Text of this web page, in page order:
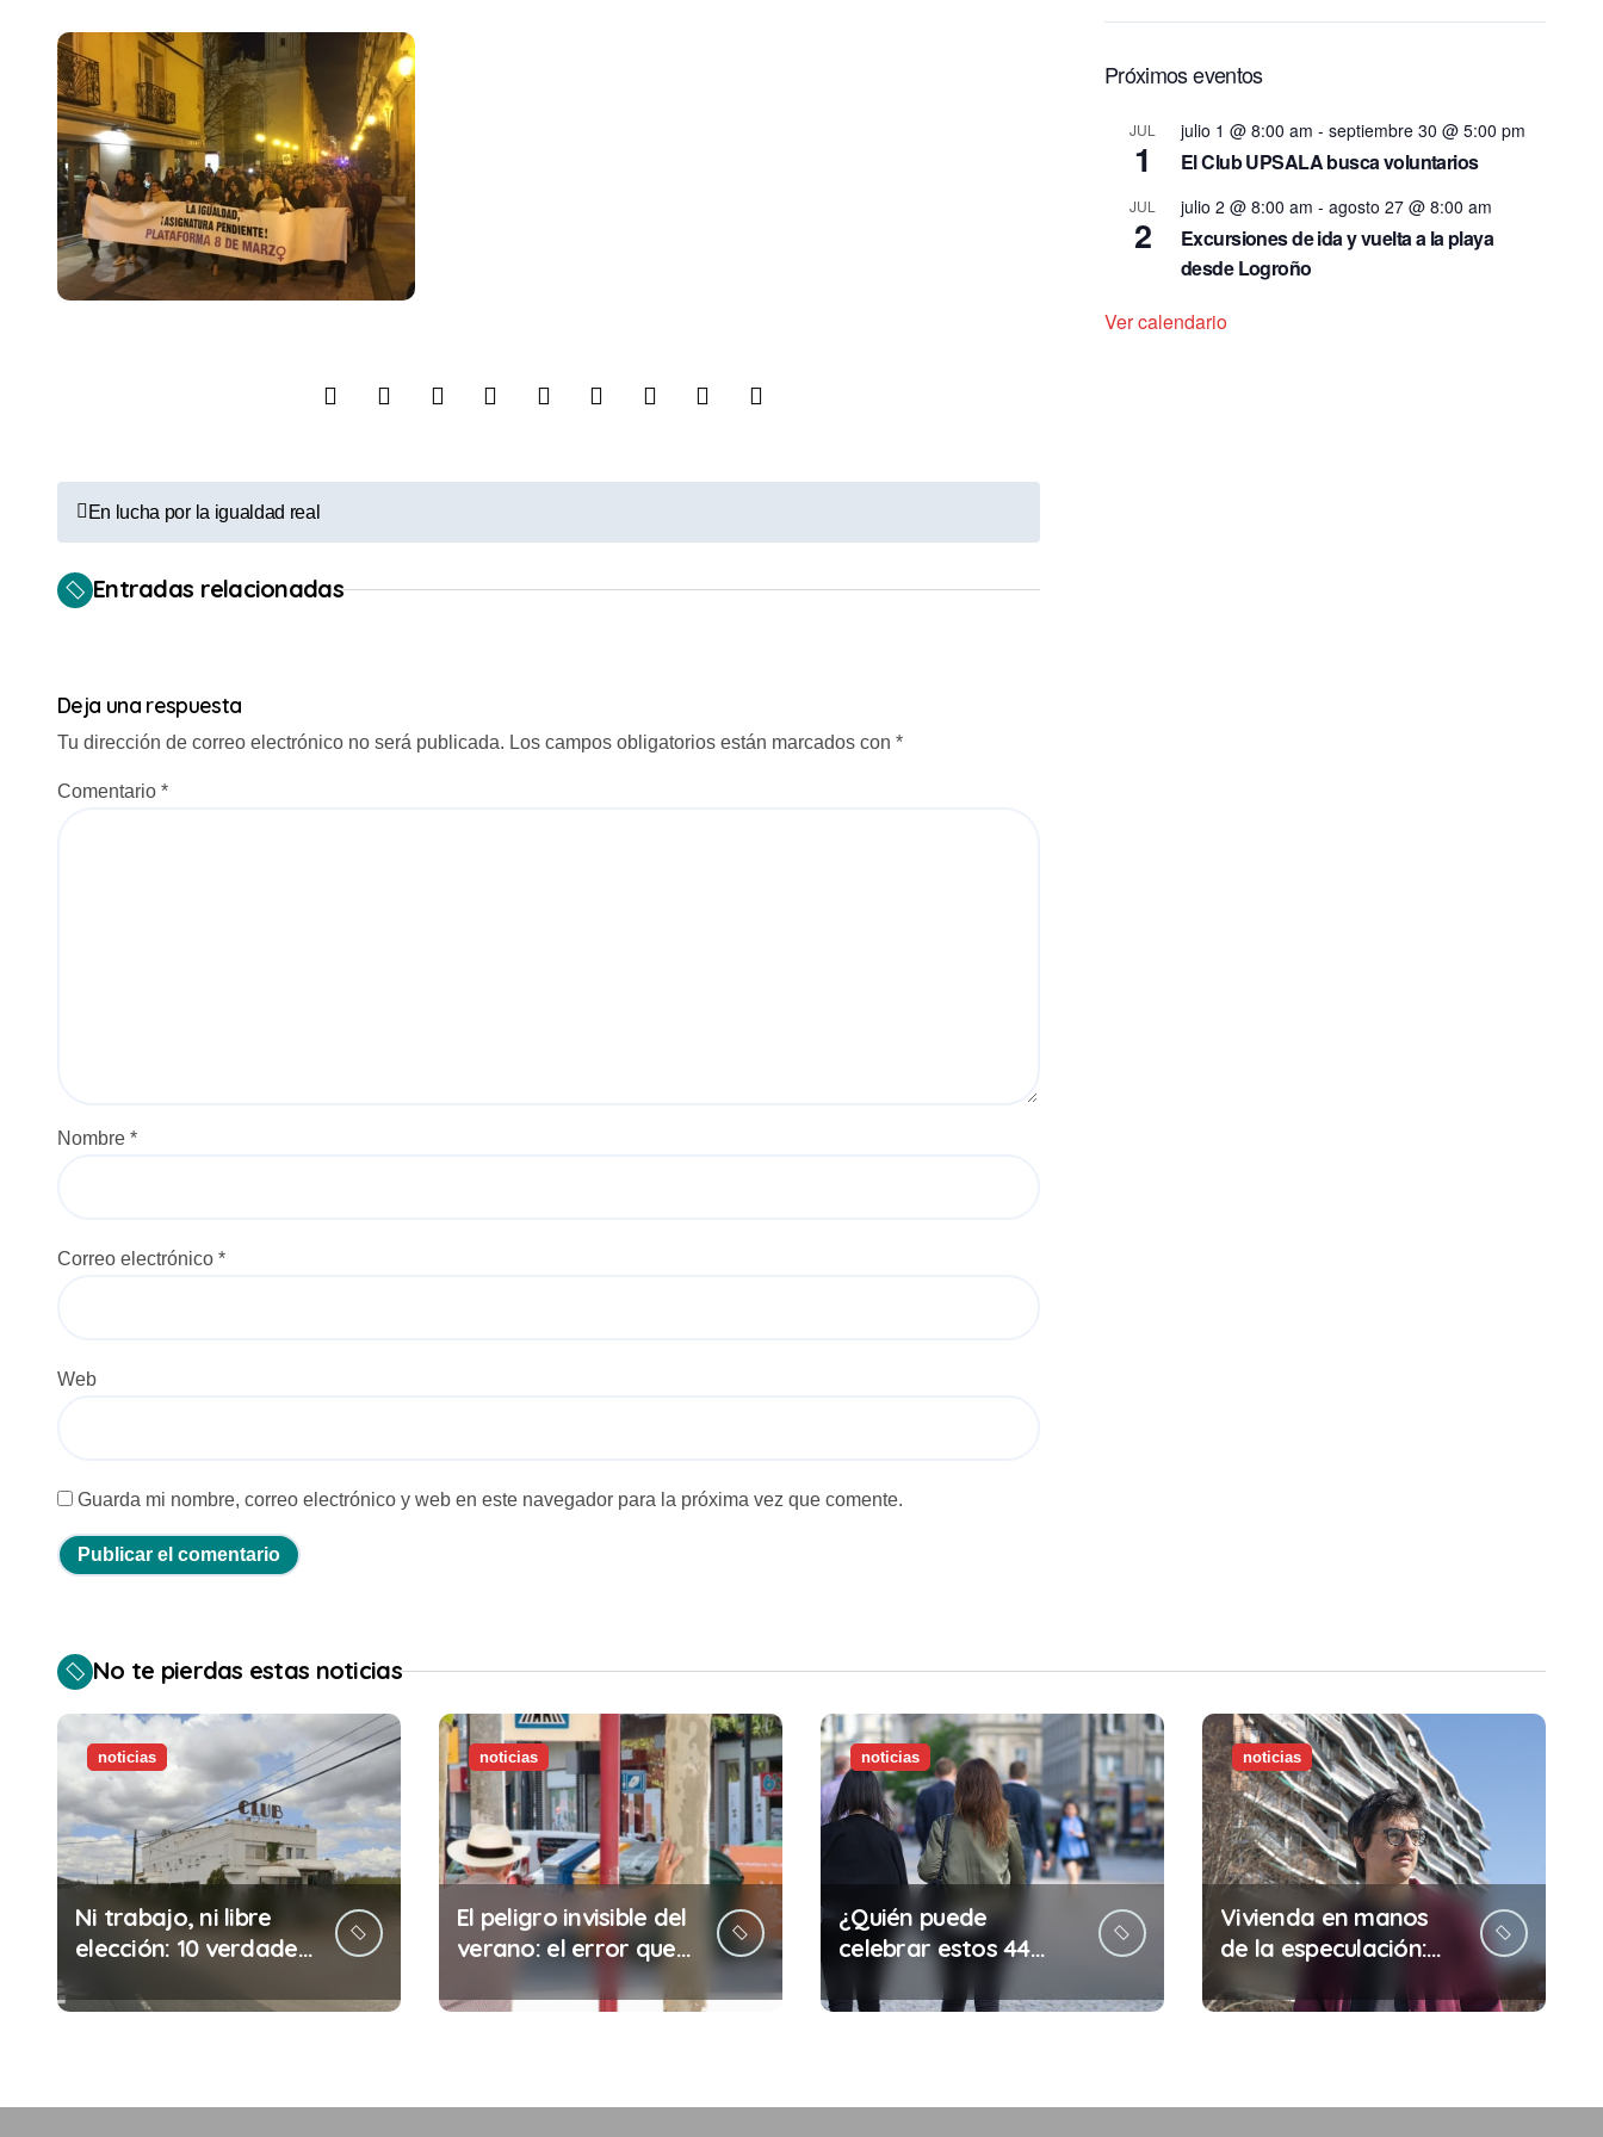
N
a
v
g
a
c
n
a
En lucha por la igualdad real
Entradas relacionadas
Deja una respuesta
Tu dirección de correo electrónico no será publicada. Los campos obligatorios están marcados con *
Comentario *
Nombre *
Correo electrónico *
Web
Guarda mi nombre, correo electrónico y web en este navegador para la próxima vez que comente.
Próximos eventos
JUL
1
julio 1 @ 8:00 am - septiembre 30 @ 5:00 pm
El Club UPSALA busca voluntarios
JUL
2
julio 2 @ 8:00 am - agosto 27 @ 8:00 am
Excursiones de ida y vuelta a la playa
desde Logroño
Ver calendario
No te pierdas estas noticias
noticias
Ni trabajo, ni libre
elección: 10 verdades
abolición de la
noticias
El peligro invisible del
verano: el error que
cometes cada 30
minutos en tu trabajo
noticias
¿Quién puede
celebrar estos 44
noticias
Vivienda en manos
de la especulación:
no te da para vivir